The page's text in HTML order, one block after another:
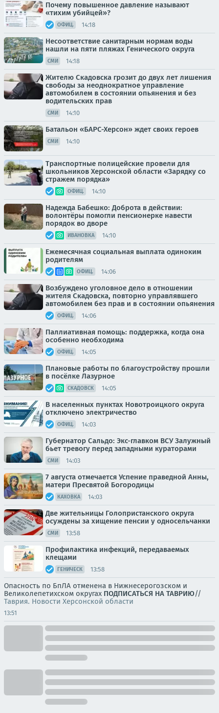
Почему повышенное давление называют
«тихим убийцей»?
ОФИЦ. 14:18
Несоответствие санитарным нормам воды
нашли на пяти пляжах Генического округа
СМИ 14:18
Жителю Скадовска грозит до двух лет лишения
свободы за неоднократное управление
автомобилем в состоянии опьянения и без
водительских прав
СМИ 14:10
Батальон «БАРС-Херсон» ждет своих героев
СМИ 14:10
Транспортные полицейские провели для
школьников Херсонской области «Зарядку со
стражем порядка»
ОФИЦ. 14:10
Надежда Бабешко: Доброта в действии:
волонтёры помогли пенсионерке навести
порядок во дворе
ИВАНОВКА 14:10
Ежемесячная социальная выплата одиноким
родителям
ОФИЦ. 14:06
Возбуждено уголовное дело в отношении
жителя Скадовска, повторно управлявшего
автомобилем без прав и в состоянии опьянения
ОФИЦ. 14:06
Паллиативная помощь: поддержка, когда она
особенно необходима
ОФИЦ. 14:05
Плановые работы по благоустройству прошли
в посёлке Лазурное
СКАДОВСК 14:05
В населенных пунктах Новотроицкого округа
отключено электричество
ОФИЦ. 14:03
Губернатор Сальдо: Экс-главком ВСУ Залужный
бьет тревогу перед западными кураторами
СМИ 14:03
7 августа отмечается Успение праведной Анны,
матери Пресвятой Богородицы
КАХОВКА 14:03
Две жительницы Голопристанского округа
осуждены за хищение пенсии у односельчанки
СМИ 13:58
Профилактика инфекций, передаваемых
клещами
ГЕНИЧЕСК 13:58
Опасность по БпЛА отменена в Нижнесерогозском и
Великолепетихском округах ПОДПИСАТЬСЯ НА ТАВРИЮ//
Таврия. Новости Херсонской области
13:51